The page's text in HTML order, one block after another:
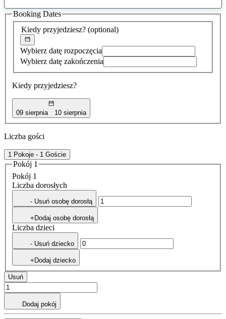
sugestia
została
znaleziona
Kiedy przyjedziesz? (optional)
Wybierz datę rozpoczęcia
Wybierz datę zakończenia
Kiedy przyjedziesz?
09 sierpnia 10 sierpnia
Booking Dates
Liczba gości
1 Pokoje - 1 Goście
Pokój 1
Pokój 1
Liczba dorosłych
- Usuń osobę dorosłą
+Dodaj osobę dorosłą
Liczba dzieci
- Usuń dziecko
+Dodaj dziecko
Usuń
Dodaj pokój